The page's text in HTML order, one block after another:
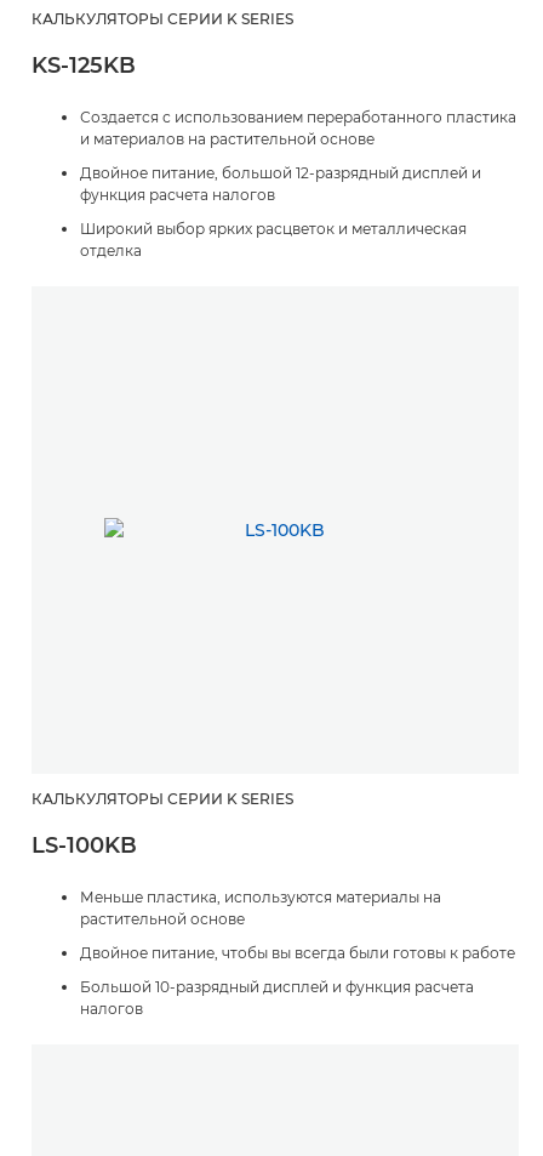
КАЛЬКУЛЯТОРЫ СЕРИИ K SERIES
KS-125KB
Создается с использованием переработанного пластика
и материалов на растительной основе
Двойное питание, большой 12-разрядный дисплей и
функция расчета налогов
Широкий выбор ярких расцветок и металлическая
отделка
КАЛЬКУЛЯТОРЫ СЕРИИ K SERIES
LS-100KB
Меньше пластика, используются материалы на
растительной основе
Двойное питание, чтобы вы всегда были готовы к работе
Большой 10-разрядный дисплей и функция расчета
налогов